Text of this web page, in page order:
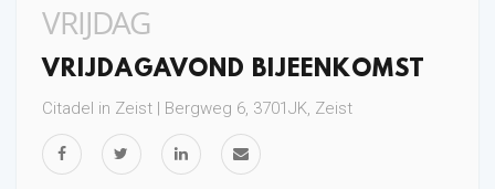
VRIJDAG
VRIJDAGAVOND BIJEENKOMST
Citadel in Zeist | Bergweg 6, 3701JK, Zeist